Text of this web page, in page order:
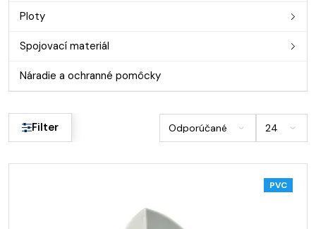
Ploty
Spojovací materiál
Náradie a ochranné pomôcky
Filter
PVC